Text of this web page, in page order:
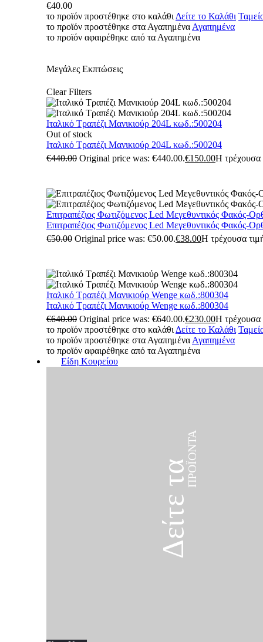
€40.00
το προϊόν προστέθηκε στο καλάθι Δείτε το Καλάθι
το προϊόν προστέθηκε στα Αγαπημένα Αγαπημένα
το προϊόν αφαιρέθηκε από τα Αγαπημένα
Μεγάλες Εκπτώσεις
Clear Filters
Ιταλικό Τραπέζι Μανικιούρ 204L κωδ.:500204
Out of stock
Ιταλικό Τραπέζι Μανικιούρ 204L κωδ.:500204
€440.00 Original price was: €440.00.€150.00Η τρέχουσα
Επιτραπέζιος Φωτιζόμενος Led Μεγεθυντικός Φακός-
Επιτραπέζιος Φωτιζόμενος Led Μεγεθυντικός Φακός-
€50.00 Original price was: €50.00.€38.00Η τρέχουσα
Ιταλικό Τραπέζι Μανικιούρ Wenge κωδ.:800304
Ιταλικό Τραπέζι Μανικιούρ Wenge κωδ.:800304
€640.00 Original price was: €640.00.€230.00Η τρέχουσα
το προϊόν προστέθηκε στο καλάθι Δείτε το Καλάθι
το προϊόν προστέθηκε στα Αγαπημένα Αγαπημένα
το προϊόν αφαιρέθηκε από τα Αγαπημένα
Είδη Κουρείου
Δείτε ταΠΡΟΪΌΝΤΑ